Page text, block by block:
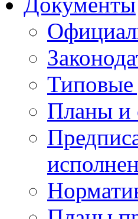
Планы и